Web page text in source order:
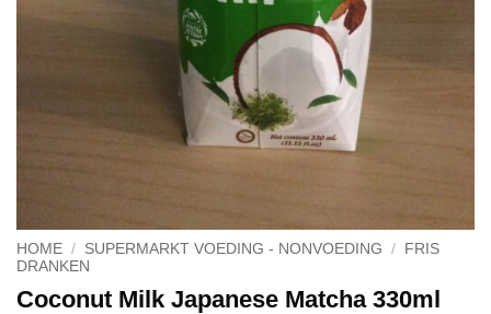
HOME / SUPERMARKT VOEDING - NONVOEDING /
FRIS
DRANKEN
Coconut Milk Japanese Matcha 330ml